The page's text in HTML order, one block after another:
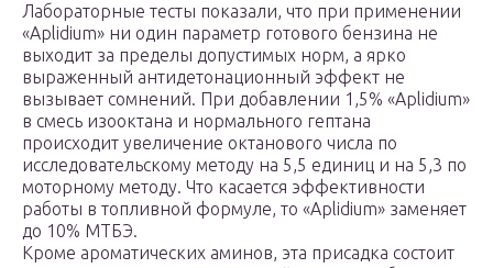
Лабораторные тесты показали, что при применении
«Aplidium» ни один параметр готового бензина не
выходит за пределы допустимых норм, а ярко
выраженный антидетонационный эффект не
вызывает сомнений. При добавлении 1,5% «Aplidium»
в смесь изооктана и нормального гептана
происходит увеличение октанового числа по
исследовательскому методу на 5,5 единиц и на 5,3 по
моторному методу. Что касается эффективности
работы в топливной формуле, то «Aplidium» заменяет
до 10% МТБЭ.
Кроме ароматических аминов, эта присадка состоит